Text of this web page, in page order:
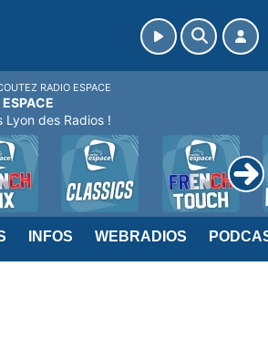
INFOS WEBRADIOS
RADIO ESPACE
Lyon des Radios !